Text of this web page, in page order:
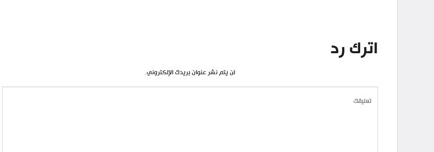
اترك رد
لن يتم نشر عنوان بريدك الإلكتروني.